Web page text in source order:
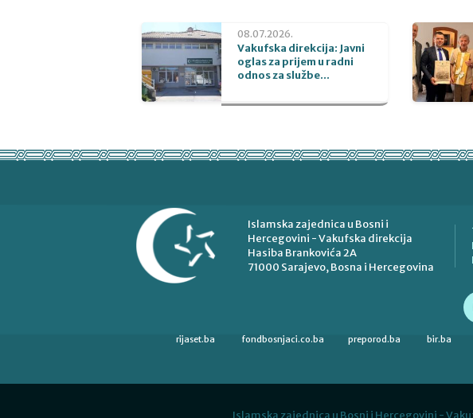
08.07.2026.
Vakufska direkcija: Javni
oglas za prijem u radni
odnos za službe...
Islamska zajednica u Bosni i
Hercegovini - Vakufska direkcija
Hasiba Brankovića 2A
71000 Sarajevo, Bosna i Hercegovina
rijaset.ba fondbosnjaci.co.ba preporod.ba bir.ba
Islamska zajednica u Bosni i Hercegovini -